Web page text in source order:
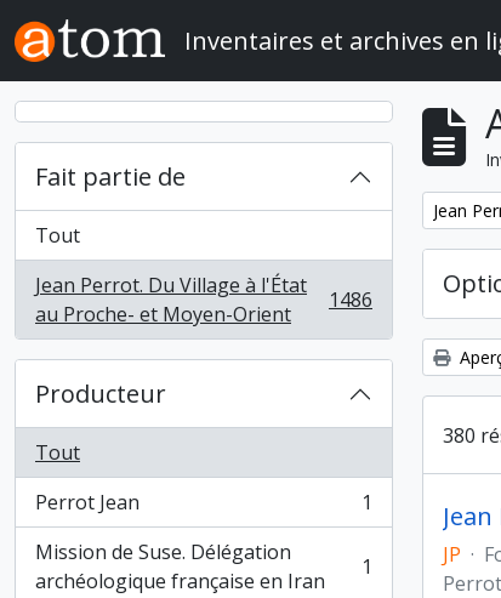
Skip to main content
Inventaires et archives en
Fait partie de
Tout
Jean Perrot. Du Village à l'État
au Proche- et Moyen-Orient
, 1486 résultats 1486
Producteur
Tout
Perrot Jean
, 1 résultats
1
Mission de Suse. Délégation
archéologique française en Iran
, 1 résultats 1
Jean
380
JP ·